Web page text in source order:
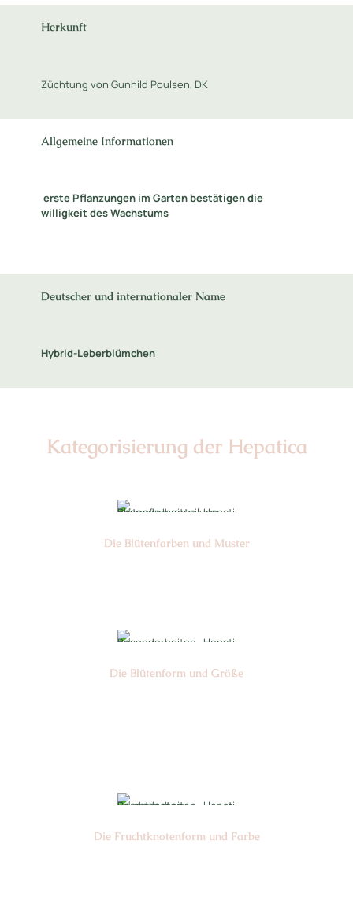
Herkunft
Züchtung von Gunhild Poulsen, DK
Allgemeine Informationen
erste Pflanzungen im Garten bestätigen die
willigkeit des Wachstums
Deutscher und internationaler Name
Hybrid-Leberblümchen
Kategorisierung der Hepatica
Die Blüten­farben und Muster
Die Blüten­form und Größe
Die Frucht­knotenform und Farbe